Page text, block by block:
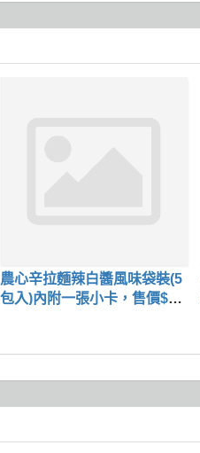
農心辛拉麵辣白醬風味袋裝(5
包入)內附一張小卡，售價$30